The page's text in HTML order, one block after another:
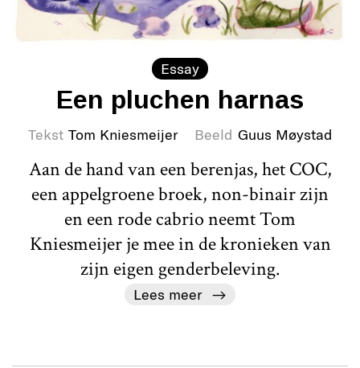
Essay
Een pluchen harnas
Tekst Tom Kniesmeijer Beeld Guus Møystad
Aan de hand van een berenjas, het COC,
een appelgroene broek, non-binair zijn
en een rode cabrio neemt Tom
Kniesmeijer je mee in de kronieken van
zijn eigen genderbeleving.
Lees meer